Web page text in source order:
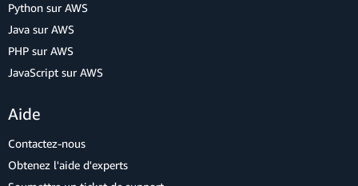
Python sur AWS
Java sur AWS
PHP sur AWS
JavaScript sur AWS
Aide
Contactez-nous
Obtenez l'aide d'experts